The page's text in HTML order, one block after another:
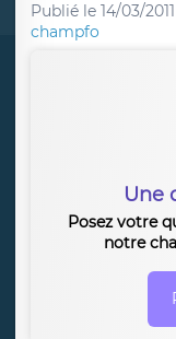
Publié le 14/03/2011
champfo
Une
Posez votre
notre